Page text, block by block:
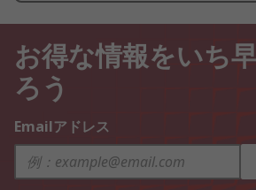
お得な情報をいち
ろう
Emailアドレス